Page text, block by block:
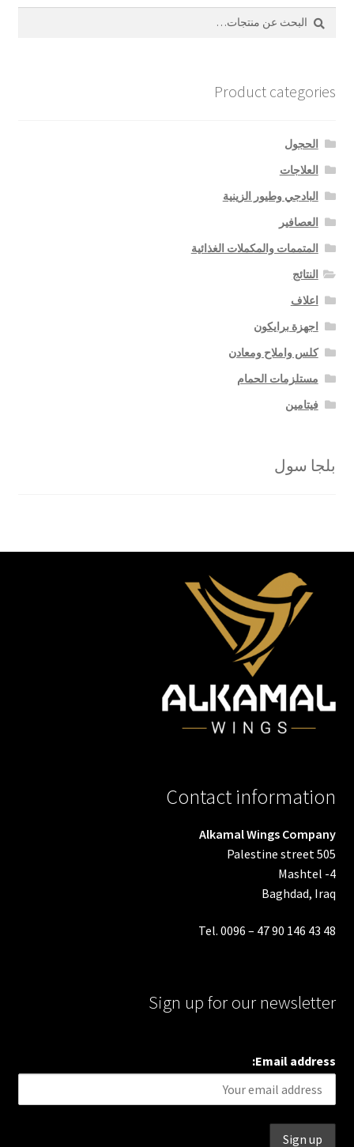
البحث
عن:
بحث
Product categories
الحجول
العلاجات
البادجي وطيور الزينية
العصافير
المتممات والمكملات الغذائية
النتائج
اعلاف
اجهزة برايكون
كلس واملاح ومعادن
مستلزمات الحمام
فيتامين
بلجا سول
Contact information
Alkamal Wings Company
Palestine street 505
Mashtel -4
Baghdad, Iraq
Tel. 0096 – 47 90 146 43 48
Sign up for our newsletter
Email address: